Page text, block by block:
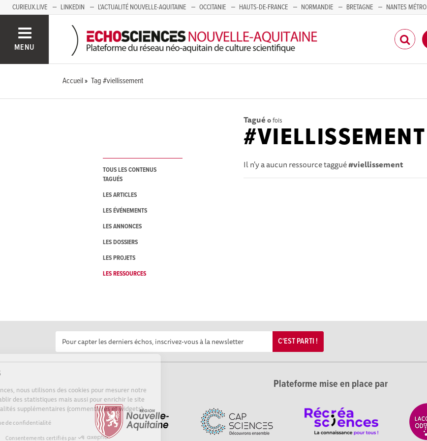
Sur Echosciences, nous utilisons des cookies pour mesurer notre
audience, établir des statistiques mais aussi pour enrichir le site
de fonctionnalités supplémentaires (commentaires et widgets).
Lire la politique de confidentialité
Consentements certifiés par
CURIEUX.LIVE LINKEDIN L'ACTUALITÉ NOUVELLE-AQUITAINE OCCITANIE HAUTS-DE-FRANCE NORMANDIE BRETAGNE NANTES MÉTRO
MENU
Accueil Tag #viellissement
TOUS LES CONTENUS
TAGUÉS
LES ARTICLES
LES ÉVÉNEMENTS
LES ANNONCES
LES DOSSIERS
LES PROJETS
LES RESSOURCES
Tagué 0fois
#VIELLISSEMENT
Il n'y a aucun ressource taggué#viellissement
C'EST PARTI !
Plateforme mise en place par